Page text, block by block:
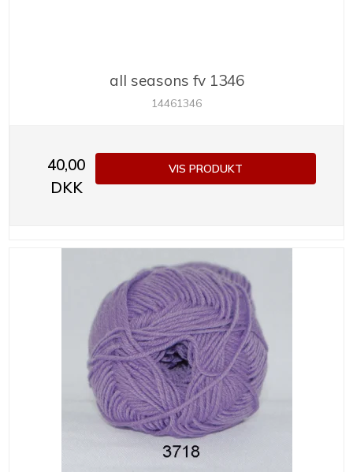
all seasons fv 1346
14461346
40,00
DKK
VIS PRODUKT